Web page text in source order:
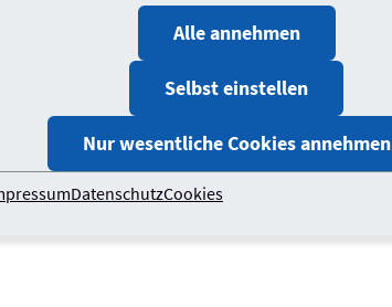
Entwurfsverfasser*in
Architekt Kai Brüchner-Hüttemann
Architektin Ursula Pasch, BDA
Alle annehmen
Selbst einstellen
Nur wesentliche Cookies annehmen
DatenschutzCookies